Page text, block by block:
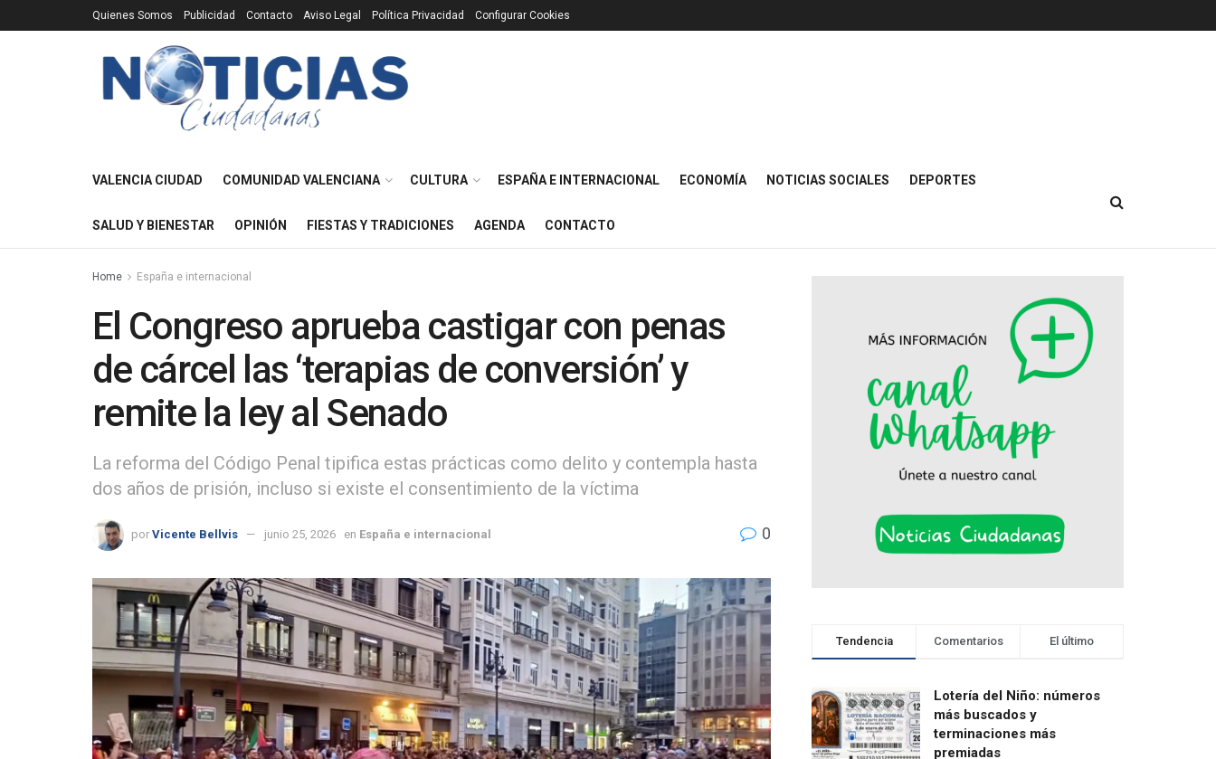
Quienes Somos Publicidad Contacto Aviso Legal Política Privacidad Configurar Cookies
VALENCIA CIUDAD COMUNIDAD VALENCIANA CULTURA ESPAÑA E INTERNACIONAL ECONOMÍA NOTICIAS SOCIALES DEPORTES
SALUD Y BIENESTAR OPINIÓN FIESTAS Y TRADICIONES AGENDA CONTACTO
Home España e internacional
El Congreso aprueba castigar con penas
de cárcel las ‘terapias de conversión’ y
remite la ley al Senado
La reforma del Código Penal tipifica estas prácticas como delito y contempla hasta
dos años de prisión, incluso si existe el consentimiento de la víctima
por Vicente Bellvis junio 25, 2026 en España e internacional 0
Tendencia Comentarios El último
Lotería del Niño: números
más buscados y
terminaciones más
premiadas